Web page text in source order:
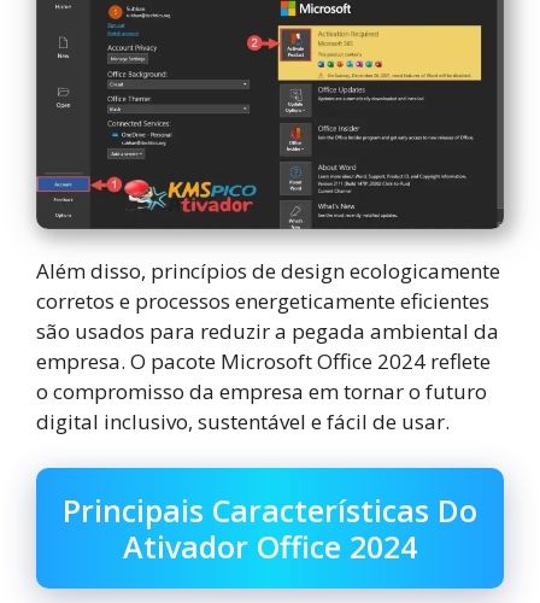
Além disso, princípios de design ecologicamente
corretos e processos energeticamente eficientes
são usados para reduzir a pegada ambiental da
empresa. O pacote Microsoft Office 2024 reflete
o compromisso da empresa em tornar o futuro
digital inclusivo, sustentável e fácil de usar.
Principais Características Do
Ativador Office 2024